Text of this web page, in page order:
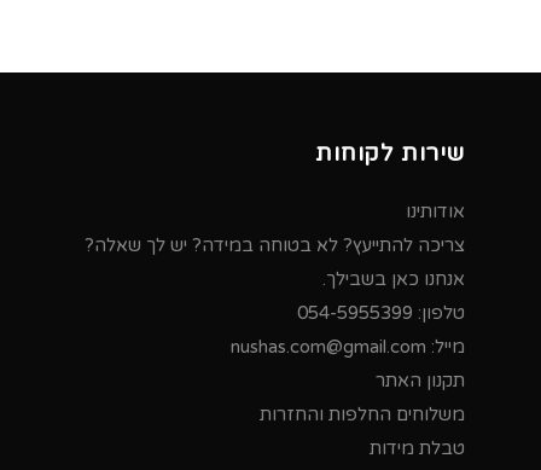
שירות לקוחות
אודותינו
צריכה להתייעץ? לא בטוחה במידה? יש לך שאלה?
אנחנו כאן בשבילך.
טלפון: 054-5955399
מייל: nushas.com@gmail.com
תקנון האתר
משלוחים החלפות והחזרות
טבלת מידות